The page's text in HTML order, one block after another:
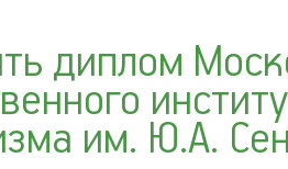
диплом
им. Ю.А.